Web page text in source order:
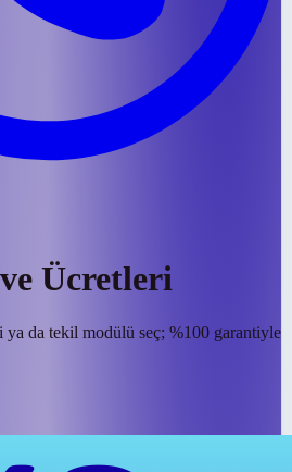
Ücretleri
ya da tekil modülü seç; %100 garantiyle